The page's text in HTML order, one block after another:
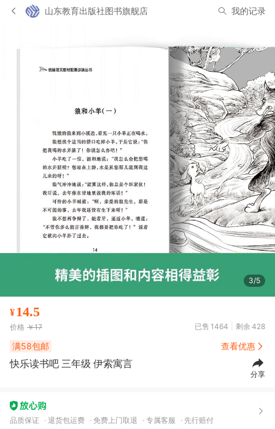
山东教育出版社图书旗舰店 我的记录
3/5
¥14.5
价格 ￥17 已售 1464 剩余 428
满58包邮 查看优惠
快乐读书吧 三年级 伊索寓言
分享
品质保证 退货包运费 免费上门取退 专属客服 先行赔付